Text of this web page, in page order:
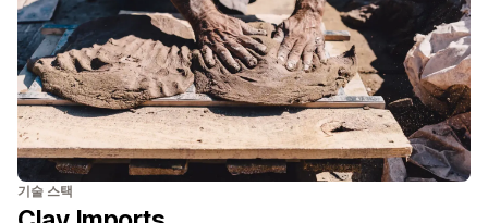
기술 스택